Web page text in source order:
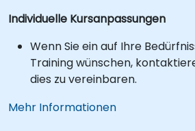
Individuelle Kursanpassungen
Wenn Sie ein auf Ihre
Training wünschen,
dies zu vereinbaren.
Mehr Informationen